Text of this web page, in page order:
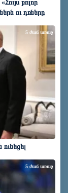
բոլոր
ու դռները
5 ժամ առաջ
5 ժամ առաջ